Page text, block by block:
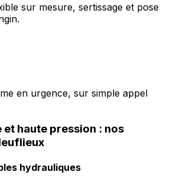
sur mesure, sertissage et pose
en urgence, sur simple appel
et haute pression : nos
hydrauliques